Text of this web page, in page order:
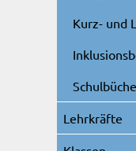
Kurz- und
Lehrkräfte